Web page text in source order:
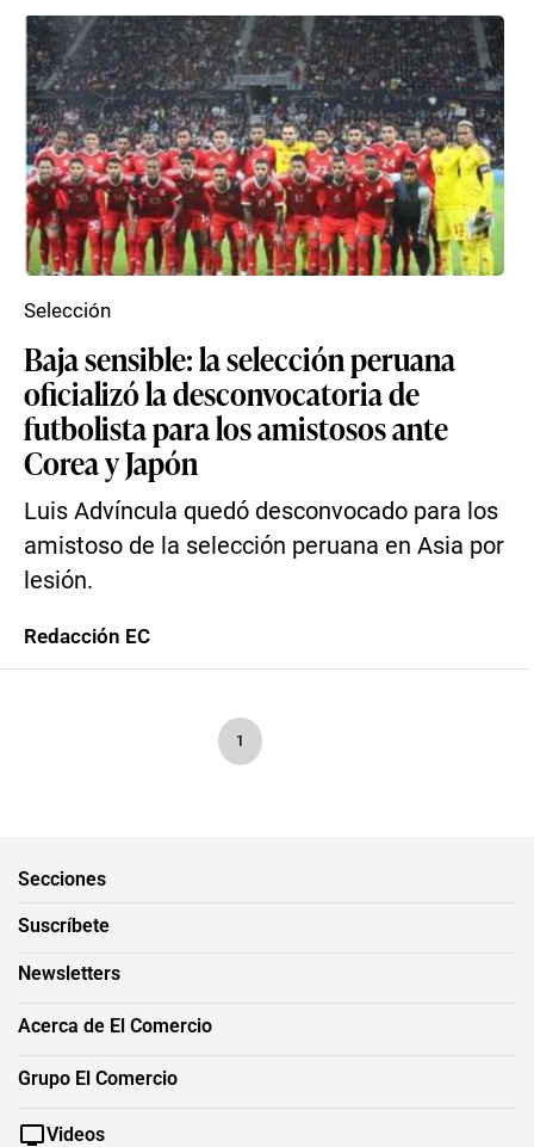
Baja sensible: la selección peruana
oficializó la desconvocatoria de
futbolista para los amistosos ante
Corea y Japón
Luis Advíncula quedó desconvocado para los
amistoso de la selección peruana en Asia por
lesión.
Selección
Redacción EC
1
Secciones
Suscríbete
Newsletters
Acerca de El Comercio
Grupo El Comercio
Videos